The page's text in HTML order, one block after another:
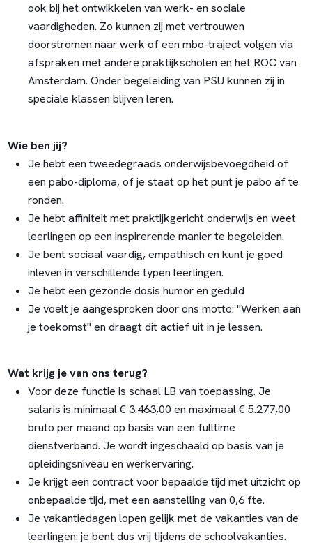
ook bij het ontwikkelen van werk- en sociale
vaardigheden. Zo kunnen zij met vertrouwen
doorstromen naar werk of een mbo-traject volgen via
afspraken met andere praktijkscholen en het ROC van
Amsterdam. Onder begeleiding van PSU kunnen zij in
speciale klassen blijven leren.
Wie ben jij?
Je hebt een tweedegraads onderwijsbevoegdheid of
een pabo-diploma, of je staat op het punt je pabo af te
ronden.
Je hebt affiniteit met praktijkgericht onderwijs en weet
leerlingen op een inspirerende manier te begeleiden.
Je bent sociaal vaardig, empathisch en kunt je goed
inleven in verschillende typen leerlingen.
Je hebt een gezonde dosis humor en geduld
Je voelt je aangesproken door ons motto: "Werken aan
je toekomst" en draagt dit actief uit in je lessen.
Wat krijg je van ons terug?
Voor deze functie is schaal LB van toepassing. Je
salaris is minimaal € 3.463,00 en maximaal € 5.277,00
bruto per maand op basis van een fulltime
dienstverband. Je wordt ingeschaald op basis van je
opleidingsniveau en werkervaring.
Je krijgt een contract voor bepaalde tijd met uitzicht op
onbepaalde tijd, met een aanstelling van 0,6 fte.
Je vakantiedagen lopen gelijk met de vakanties van de
leerlingen: je bent dus vrij tijdens de schoolvakanties.